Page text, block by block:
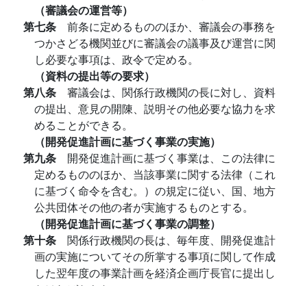
（審議会の運営等）
第七条 前条に定めるもののほか、審議会の事務を
つかさどる機関並びに審議会の議事及び運営に関
し必要な事項は、政令で定める。
（資料の提出等の要求）
第八条 審議会は、関係行政機関の長に対し、資料
の提出、意見の開陳、説明その他必要な協力を求
めることができる。
（開発促進計画に基づく事業の実施）
第九条 開発促進計画に基づく事業は、この法律に
定めるもののほか、当該事業に関する法律（これ
に基づく命令を含む。）の規定に従い、国、地方
公共団体その他の者が実施するものとする。
（開発促進計画に基づく事業の調整）
第十条 関係行政機関の長は、毎年度、開発促進計
画の実施についてその所掌する事項に関して作成
した翌年度の事業計画を経済企画庁長官に提出し